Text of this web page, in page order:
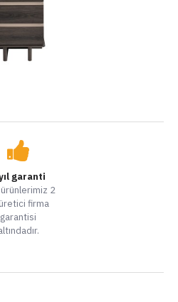
garanti
ürünlerimiz 2
firma
garantisi